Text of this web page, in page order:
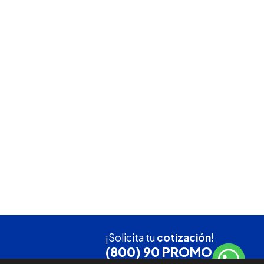
¡Solicita tucotización!
(800) 90 PROMO